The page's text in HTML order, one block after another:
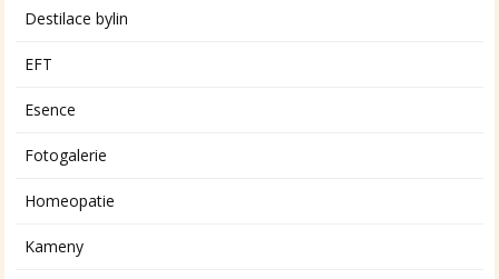
Destilace bylin
EFT
Esence
Fotogalerie
Homeopatie
Kameny